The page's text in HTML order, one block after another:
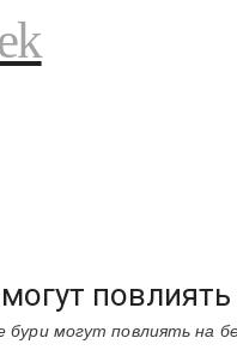
бури могут повлиять на